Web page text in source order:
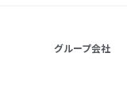
グループ会社